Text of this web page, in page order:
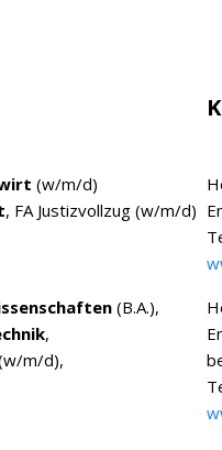
(w/m/d)
, FA Justizvollzug (w/m/d)
(B.A.),
,
m/d),